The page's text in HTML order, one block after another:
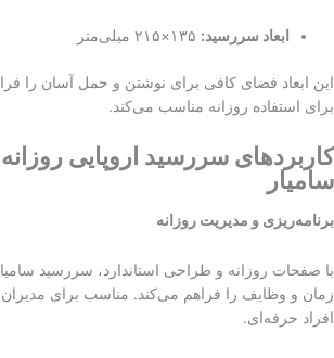
ابعاد سررسید:
این ابعاد فضای کافی برای نوشتن و حمل آسان را
برای استفاده روزانه مناسب می‌کند.
کاربردهای سررسید اروپایی روزانه
سامیار
برنامه‌ریزی و مدیریت روزانه
با صفحات روزانه و طراحی استاندارد، سررسید
زمان و وظایف را فراهم می‌کند. مناسب برای مدیران،
افراد حرفه‌ای.